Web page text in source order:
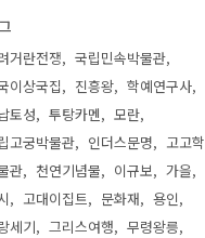
거란전쟁
국립민속박물관
이상국집
진흥왕
학예연구사
토성
투탕카멘
모란
고궁박물관
인더스문명
고고학
관
천연기념물 이규보
가을
고대이집트 문화재
용인
세기
그리스여행
무령왕릉